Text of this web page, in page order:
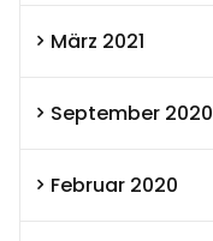
März 2021
September 2020
Februar 2020